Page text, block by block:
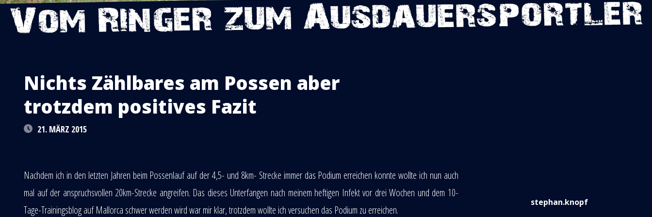
Nichts Zählbares am Possen aber
trotzdem positives Fazit
21. MÄRZ 2015
Nachdem ich in den letzten Jahren beim Possenlauf auf der 4,5- und 8km- Strecke immer das Podium erreichen konnte wollte ich nun auch
mal auf der anspruchsvollen 20km-Strecke angreifen. Das dieses Unterfangen nach meinem heftigen Infekt vor drei Wochen und dem 10-
Tage-Trainingsblog auf Mallorca schwer werden wird war mir klar, trotzdem wollte ich versuchen das Podium zu erreichen.
stephan.knopf